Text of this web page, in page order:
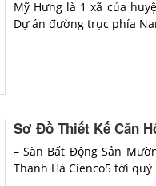
Mỹ Hưng là 1 xã của
Dự án đường trục phía
Sơ Đồ Thiết Kế Căn
– Sàn Bất Động Sản
Thanh Hà Cienco5 tới